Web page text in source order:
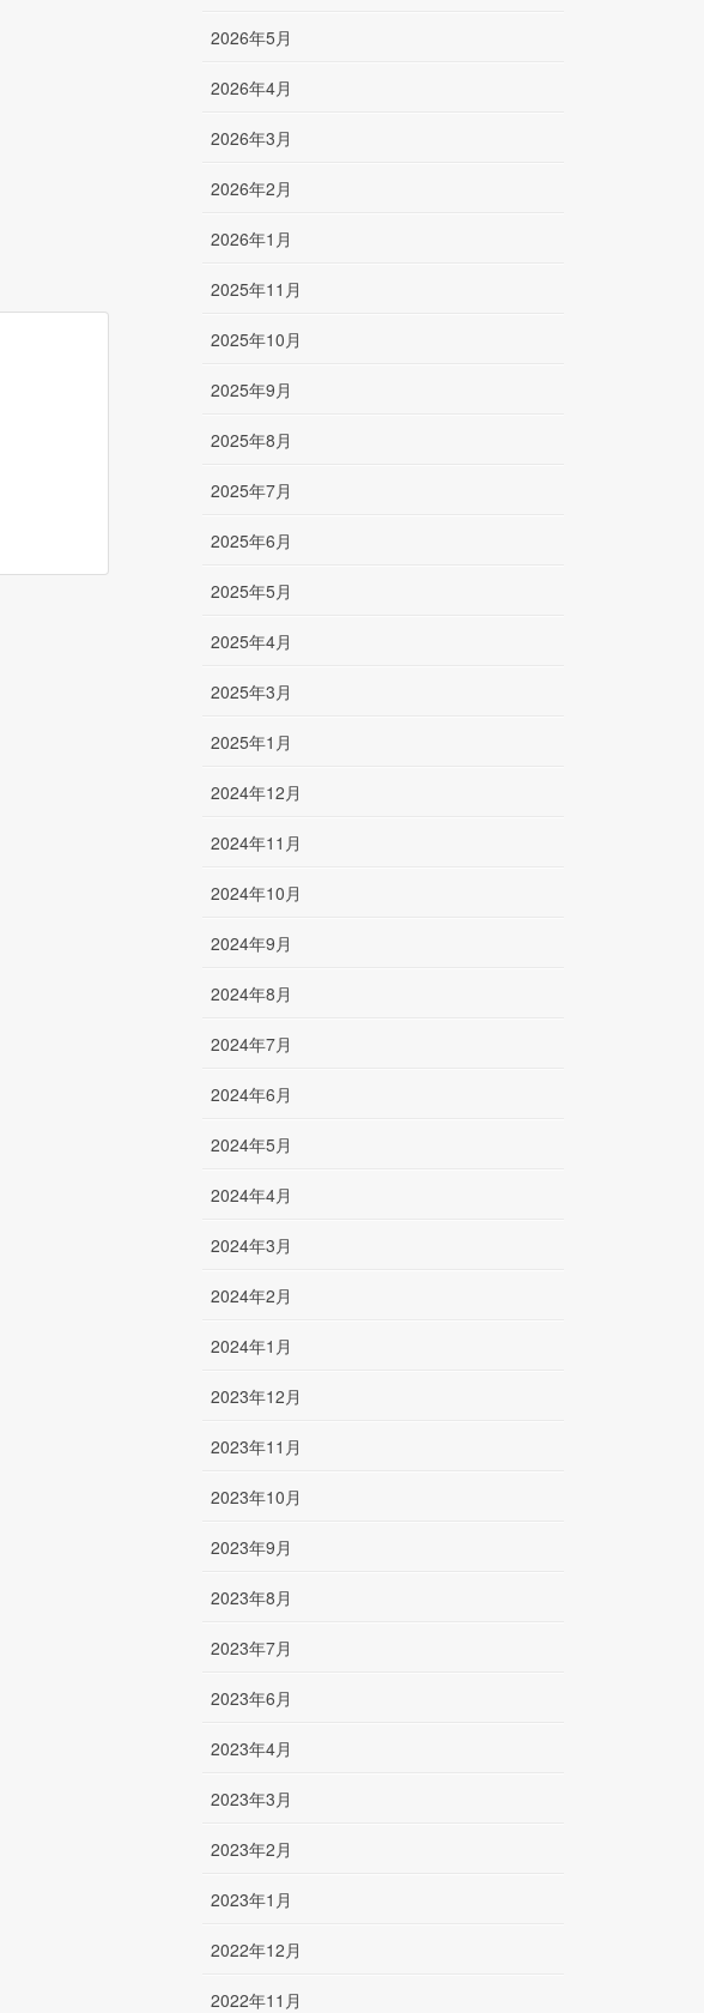
2026年5月
2026年4月
2026年3月
2026年2月
2026年1月
2025年11月
2025年10月
2025年9月
2025年8月
2025年7月
2025年6月
2025年5月
2025年4月
2025年3月
2025年1月
2024年12月
2024年11月
2024年10月
2024年9月
2024年8月
2024年7月
2024年6月
2024年5月
2024年4月
2024年3月
2024年2月
2024年1月
2023年12月
2023年11月
2023年10月
2023年9月
2023年8月
2023年7月
2023年6月
2023年4月
2023年3月
2023年2月
2023年1月
2022年12月
2022年11月